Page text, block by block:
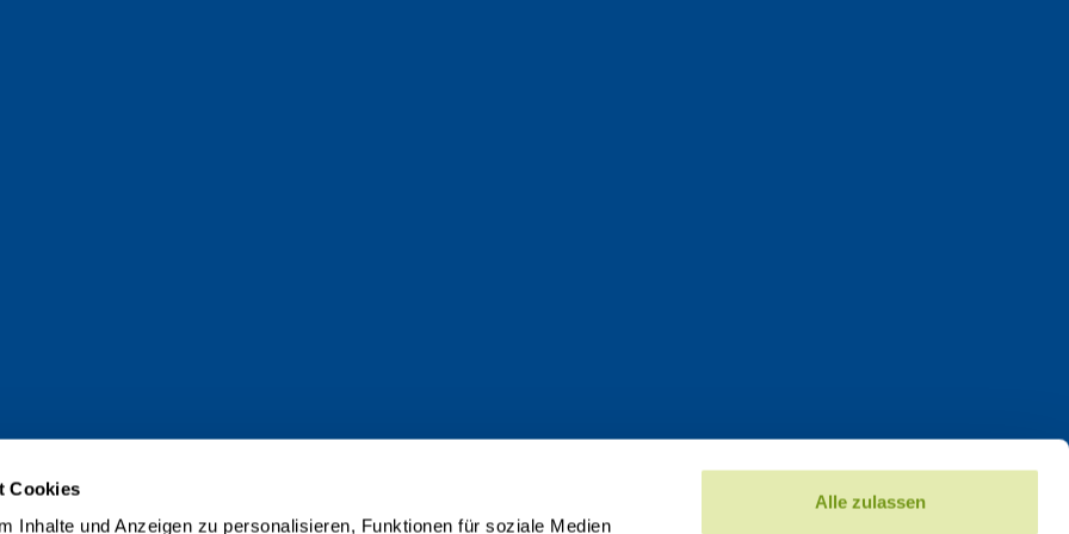
Cookies
Inhalte und Anzeigen zu personalisieren, Funktionen für soziale Medien
Alle zulassen